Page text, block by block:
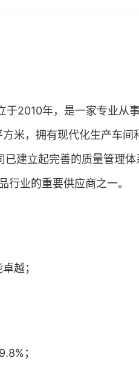
于2010年，是一家专业从
米，拥有现代化生产车间
建立起完善的质量管理体
行业的重要供应商之一。
越；
；